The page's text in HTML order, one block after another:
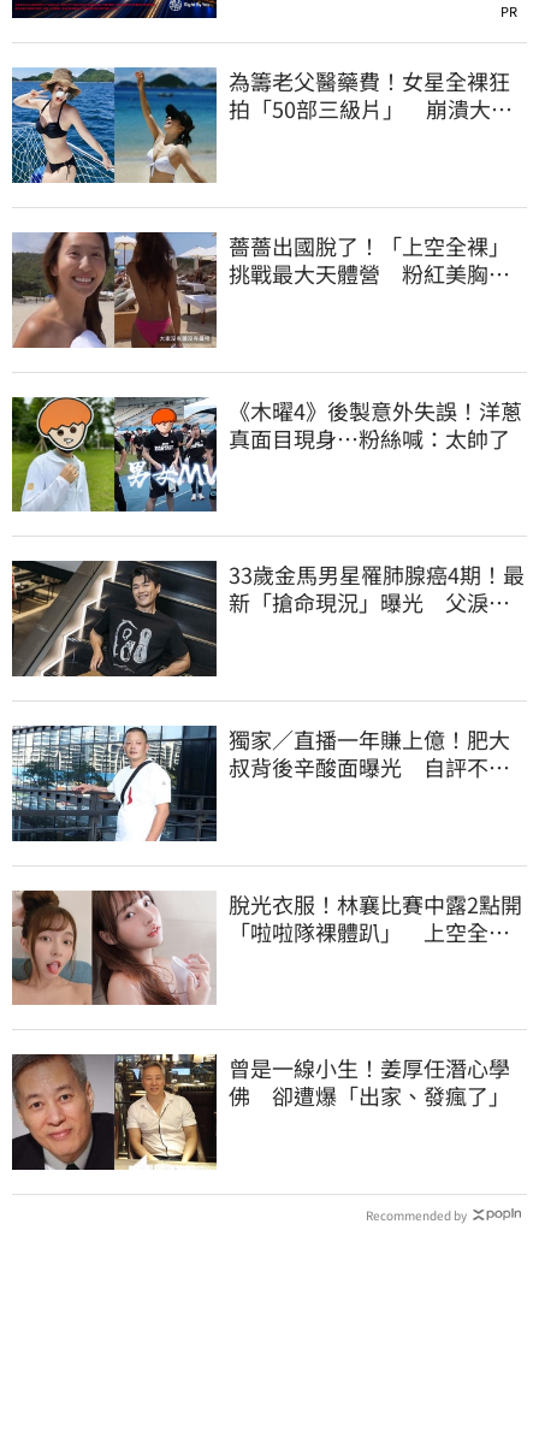
PR
為籌老父醫藥費！女星全裸狂
拍「50部三級片」 崩潰大
薔薔出國脫了！「上空全裸」
挑戰最大天體營 粉紅美胸被
《木曜4》後製意外失誤！洋蔥
真面目現身…粉絲喊：太帥了
33歲金馬男星罹肺腺癌4期！最
新「搶命現況」曝光 父淚
獨家／直播一年賺上億！肥大
叔背後辛酸面曝光 自評不及
脫光衣服！林襄比賽中露2點開
「啦啦隊裸體趴」 上空全裸
曾是一線小生！姜厚任潛心學
佛 卻遭爆「出家、發瘋了」
Recommended by